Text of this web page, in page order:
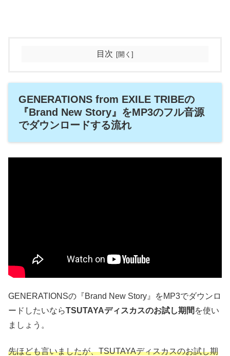
目次
GENERATIONS from EXILE TRIBEの
『Brand New Story』をMP3のフル音源
でダウンロードする流れ
GENERATIONSの『Brand New Story』をMP3でダウンロ
ードしたいならTSUTAYAディスカスのお試し期間 を使い
ましょう。
先ほども言いましたが、TSUTAYAディスカスのお試し期